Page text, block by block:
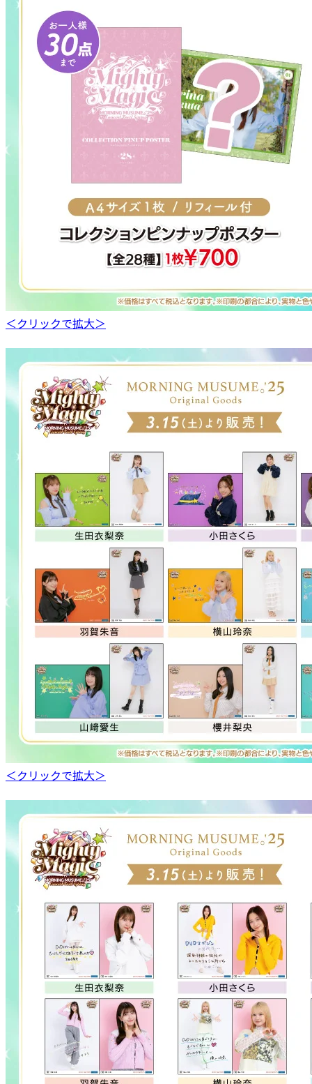
＜クリックで拡大＞
＜クリックで拡大＞